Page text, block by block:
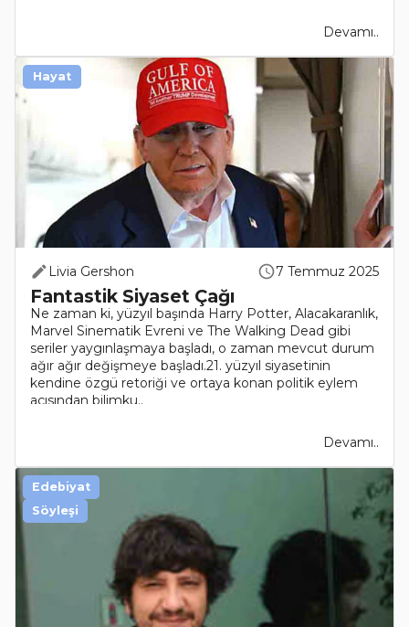
Devamı..
Livia Gershon 7 Temmuz 2025
Fantastik Siyaset Çağı
Ne zaman ki, yüzyıl başında Harry Potter, Alacakaranlık,
Marvel Sinematik Evreni ve The Walking Dead gibi
seriler yaygınlaşmaya başladı, o zaman mevcut durum
ağır ağır değişmeye başladı.21. yüzyıl siyasetinin
kendine özgü retoriği ve ortaya konan politik eylem
açısından bilimku..
Devamı..
Hayat
Edebiyat
Söyleşi